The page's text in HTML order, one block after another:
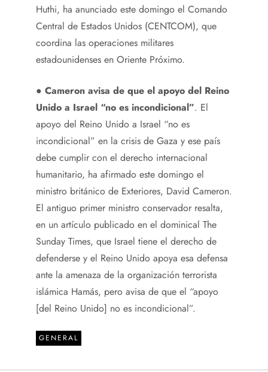
Huthi, ha anunciado este domingo el Comando
Central de Estados Unidos (CENTCOM), que
coordina las operaciones militares
estadounidenses en Oriente Próximo.
● Cameron avisa de que el apoyo del Reino
Unido a Israel “no es incondicional”. El
apoyo del Reino Unido a Israel “no es
incondicional” en la crisis de Gaza y ese país
debe cumplir con el derecho internacional
humanitario, ha afirmado este domingo el
ministro británico de Exteriores, David Cameron.
El antiguo primer ministro conservador resalta,
en un artículo publicado en el dominical The
Sunday Times, que Israel tiene el derecho de
defenderse y el Reino Unido apoya esa defensa
ante la amenaza de la organización terrorista
islámica Hamás, pero avisa de que el “apoyo
[del Reino Unido] no es incondicional”.
GENERAL